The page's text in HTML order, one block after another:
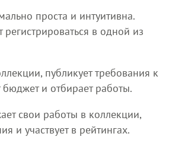
проста и интуитивна.
регистрироваться в одной из
публикует требования к
бюджет и отбирает работы.
свои работы в коллекции,
и участвует в рейтингах.